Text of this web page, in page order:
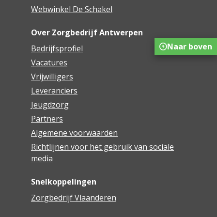
Webwinkel De Schakel
Over Zorgbedrijf Antwerpen
Bedrijfsprofiel
Vacatures
Vrijwilligers
Leveranciers
Jeugdzorg
Partners
Algemene voorwaarden
Richtlijnen voor het gebruik van sociale
media
Snelkoppelingen
Zorgbedrijf Vlaanderen
Naar boven